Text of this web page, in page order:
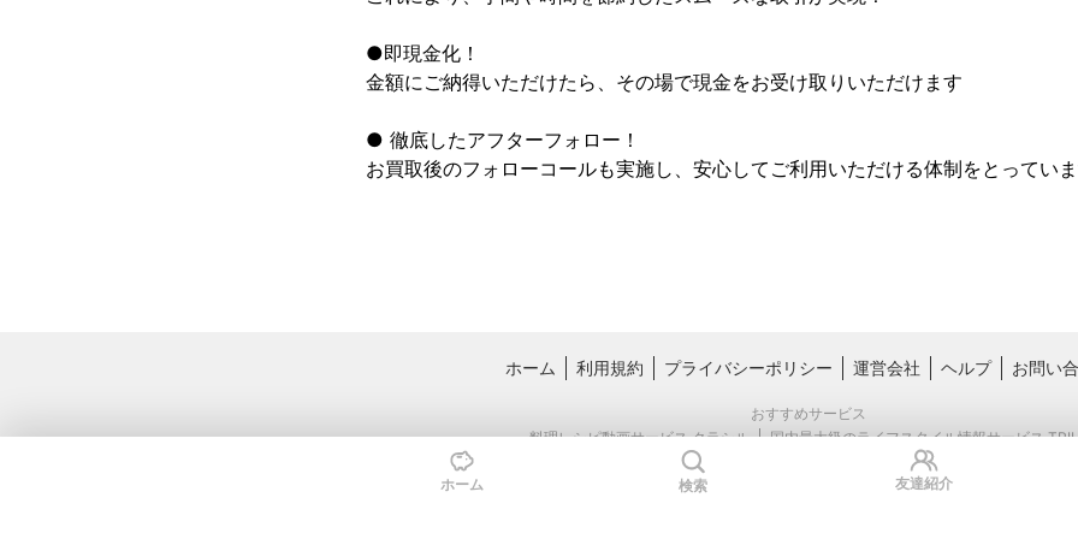
●即現金化！
金額にご納得いただけたら、その場で現金をお受け取りいただけます
● 徹底したアフターフォロー！
お買取後のフォローコールも実施し、安心してご利用いただける体制をとってい
ホーム 利用規約 プライバシーポリシー 運営会社 ヘルプ お問い
おすすめサービス
料理レシピ動画サービス クラシル
国内最大級のライフスタイル情報サービス
Copyright © Kurashiru, inc.
ホーム 検索 友達紹介